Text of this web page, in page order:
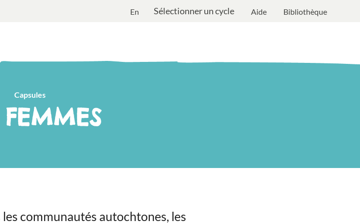
En Sélectionner un cycle Aide Bibliothèque
Capsules
FEMMES
communautés autochtones, les